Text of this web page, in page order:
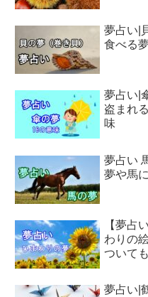
夢占い|
食べる
夢占い|
盗まれ
味
夢占い
夢や馬
【夢占
わりの
ついて
夢占い|